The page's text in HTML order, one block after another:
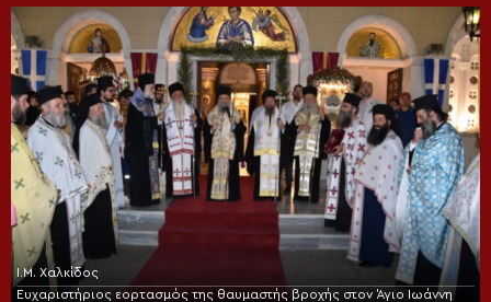
Ι.Μ. Χαλκίδος
Ευχαριστήριος εορτασμός της θαυμαστής βροχής στον Άγιο Ιωάννη